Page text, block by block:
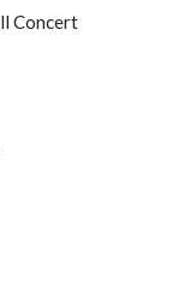
Concert